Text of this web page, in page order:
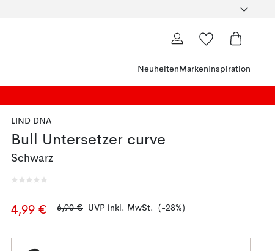
NeuheitenMarken Inspiration
LIND DNA
Bull Untersetzer curve
Schwarz
4,99 € 6,90 € UVP inkl. MwSt. (-28%)